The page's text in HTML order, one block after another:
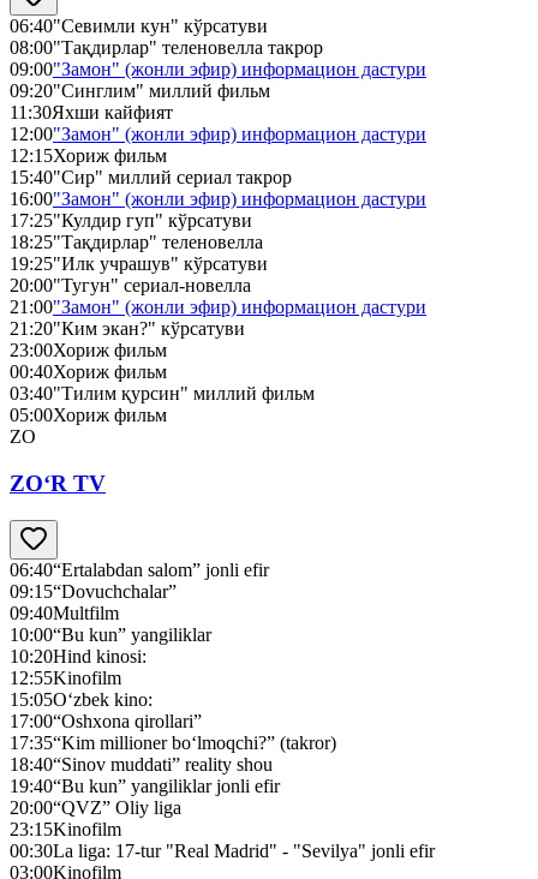
06:40"Севимли кун" кўрсатуви
08:00"Тақдирлар" теленовелла такрор
09:00"Замон" (жонли эфир) информацион дастури
09:20"Синглим" миллий фильм
11:30Яхши кайфият
12:00"Замон" (жонли эфир) информацион дастури
12:15Хориж фильм
15:40"Сир" миллий сериал такрор
16:00"Замон" (жонли эфир) информацион дастури
17:25"Кулдир гуп" кўрсатуви
18:25"Тақдирлар" теленовелла
19:25"Илк учрашув" кўрсатуви
20:00"Тугун" сериал-новелла
21:00"Замон" (жонли эфир) информацион дастури
21:20"Ким экан?" кўрсатуви
23:00Хориж фильм
00:40Хориж фильм
03:40"Тилим қурсин" миллий фильм
05:00Хориж фильм
ZO
ZO‘R TV
06:40“Ertalabdan salom” jonli efir
09:15“Dovuchchalar”
09:40Multfilm
10:00“Bu kun” yangiliklar
10:20Hind kinosi:
12:55Kinofilm
15:05O‘zbek kino:
17:00“Oshxona qirollari”
17:35“Kim millioner bo‘lmoqchi?” (takror)
18:40“Sinov muddati” reality shou
19:40“Bu kun” yangiliklar jonli efir
20:00“QVZ” Оliy liga
23:15Kinofilm
00:30La liga: 17-tur "Real Madrid" - "Sevilya" jonli efir
03:00Kinofilm